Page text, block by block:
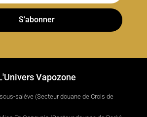
S'abonner
Vapozone
salève (Secteur douane de Crois de